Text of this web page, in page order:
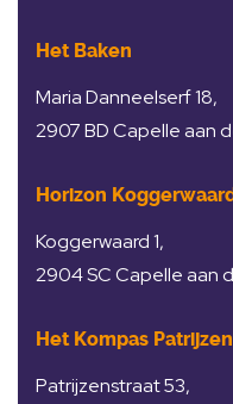
Het Baken
Maria Danneelserf 18,
2907 BD Capelle aan
Horizon
Koggerwaard 1,
2904 SC Capelle aan
Het Kompas
Patrijzenstraat 53,